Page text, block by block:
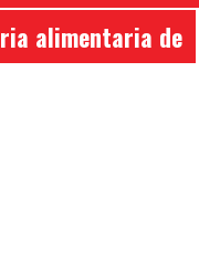
alimentaria de